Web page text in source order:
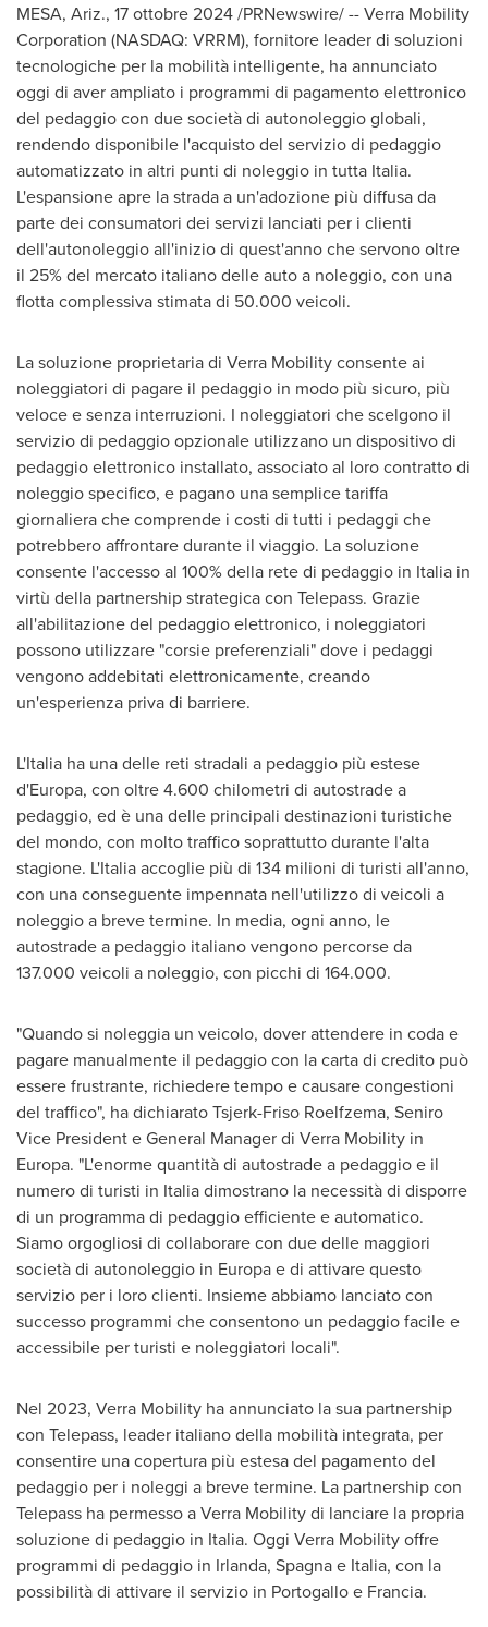
MESA, Ariz., 17 ottobre 2024/PRNewswire/ -- Verra Mobility
Corporation (NASDAQ: VRRM), fornitore leader di soluzioni
tecnologiche per la mobilità intelligente, ha annunciato
oggi di aver ampliato i programmi di pagamento elettronico
del pedaggio con due società di autonoleggio globali,
rendendo disponibile l'acquisto del servizio di pedaggio
automatizzato in altri punti di noleggio in tutta Italia.
L'espansione apre la strada a un'adozione più diffusa da
parte dei consumatori dei servizi lanciati per i clienti
dell'autonoleggio all'inizio di quest'anno che servono oltre
il 25% del mercato italiano delle auto a noleggio, con una
flotta complessiva stimata di 50.000 veicoli.
La soluzione proprietaria di Verra Mobility consente ai
noleggiatori di pagare il pedaggio in modo più sicuro, più
veloce e senza interruzioni. I noleggiatori che scelgono il
servizio di pedaggio opzionale utilizzano un dispositivo di
pedaggio elettronico installato, associato al loro contratto di
noleggio specifico, e pagano una semplice tariffa
giornaliera che comprende i costi di tutti i pedaggi che
potrebbero affrontare durante il viaggio. La soluzione
consente l'accesso al 100% della rete di pedaggio in Italia in
virtù della partnership strategica con Telepass. Grazie
all'abilitazione del pedaggio elettronico, i noleggiatori
possono utilizzare "corsie preferenziali" dove i pedaggi
vengono addebitati elettronicamente, creando
un'esperienza priva di barriere.
L'Italia ha una delle reti stradali a pedaggio più estese
d'Europa, con oltre 4.600 chilometri di autostrade a
pedaggio, ed è una delle principali destinazioni turistiche
del mondo, con molto traffico soprattutto durante l'alta
stagione. L'Italia accoglie più di 134 milioni di turisti all'anno,
con una conseguente impennata nell'utilizzo di veicoli a
noleggio a breve termine. In media, ogni anno, le
autostrade a pedaggio italiano vengono percorse da
137.000 veicoli a noleggio, con picchi di 164.000.
"Quando si noleggia un veicolo, dover attendere in coda e
pagare manualmente il pedaggio con la carta di credito può
essere frustrante, richiedere tempo e causare congestioni
del traffico", ha dichiarato Tsjerk-Friso Roelfzema, Seniro
Vice President e General Manager di Verra Mobility in
Europa. "L'enorme quantità di autostrade a pedaggio e il
numero di turisti in Italia dimostrano la necessità di disporre
di un programma di pedaggio efficiente e automatico.
Siamo orgogliosi di collaborare con due delle maggiori
società di autonoleggio in Europa e di attivare questo
servizio per i loro clienti. Insieme abbiamo lanciato con
successo programmi che consentono un pedaggio facile e
accessibile per turisti e noleggiatori locali".
Nel 2023, Verra Mobility ha annunciato la sua partnership
con Telepass, leader italiano della mobilità integrata, per
consentire una copertura più estesa del pagamento del
pedaggio per i noleggi a breve termine. La partnership con
Telepass ha permesso a Verra Mobility di lanciare la propria
soluzione di pedaggio in Italia. Oggi Verra Mobility offre
programmi di pedaggio in Irlanda, Spagna e Italia, con la
possibilità di attivare il servizio in Portogallo e Francia.